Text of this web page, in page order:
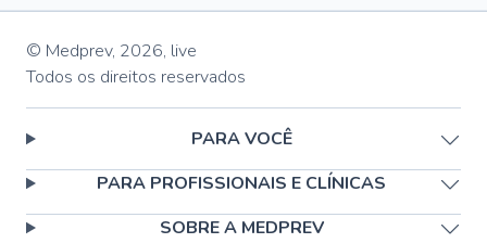
© Medprev, 2026, live
Todos os direitos reservados
PARA VOCÊ
PARA PROFISSIONAIS E CLÍNICAS
SOBRE A MEDPREV